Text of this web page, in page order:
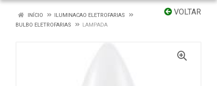
VOLTAR
INÍCIO
ILUMINACAO ELETROFARIAS
BULBO ELETROFARIAS
LAMPADA